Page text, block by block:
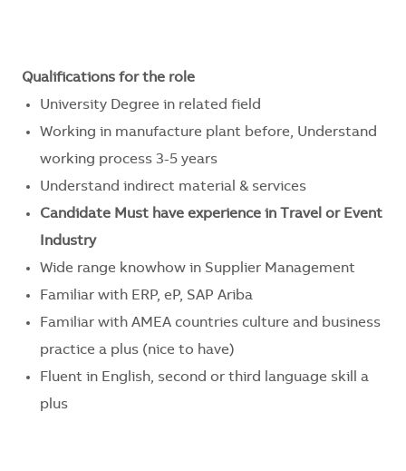
Qualifications for the role
University Degree in related field
Working in manufacture plant before, Understand
working process 3-5 years
Understand indirect material & services
Candidate Must have experience in Travel or Event
Industry
Wide range knowhow in Supplier Management
Familiar with ERP, eP, SAP Ariba
Familiar with AMEA countries culture and business
practice a plus (nice to have)
Fluent in English, second or third language skill a
plus